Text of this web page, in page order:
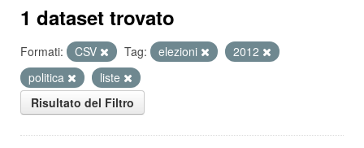
1 dataset trovato
Formati: CSV Tag: elezioni
2012
politica
liste
Risultato del Filtro